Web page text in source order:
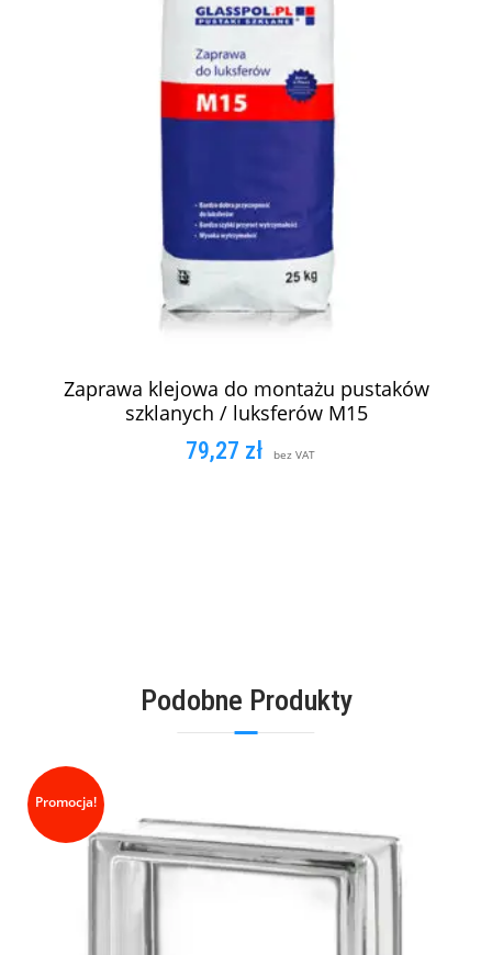
Zaprawa klejowa do montażu pustaków
szklanych / luksferów M15
79,27 zł bez VAT
Podobne Produkty
Promocja!